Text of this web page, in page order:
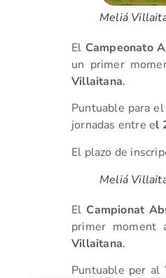
Meliá
El Campeonato
un primer
Villaitana.
Puntuable para
jornadas entre el
El plazo de
Meliá
El Campionat
primer moment
Villaitana.
Puntuable per al